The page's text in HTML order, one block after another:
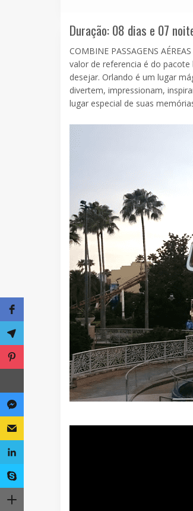
Duração: 08 dias e 07
COMBINE PASSAGENS
valor de referencia é do
desejar. Orlando é um lugar
divertem, impressionam,
lugar especial de suas